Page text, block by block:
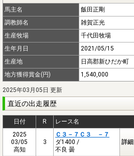
馬主名
飯田正剛
調教師名
雑賀正光
生産牧場
千代田牧場
生年月日
2021/05/15
生産地
日高郡新ひだか町
地方獲得賞金(円)
1,540,000
2025年03月05日 更新
直近の出走履歴
日付 R レース名
2025
03/05
高知
3
Ｃ３－７Ｃ３ －７
ダ1400 /
不良 曇
詳細